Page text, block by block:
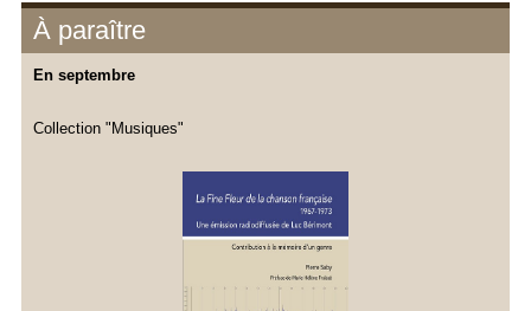
À paraître
En septembre
Collection "Musiques"